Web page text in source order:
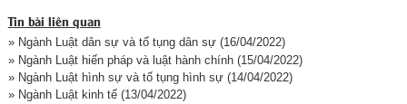
Tin bài liên quan
» Ngành Luật dân sự và tố tụng dân sự(16/04/2022)
» Ngành Luật hiến pháp và luật hành chính(15/04/2022)
» Ngành Luật hình sự và tố tụng hình sự(14/04/2022)
» Ngành Luật kinh tế(13/04/2022)